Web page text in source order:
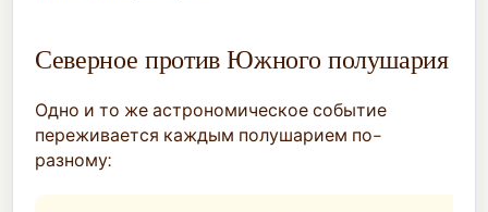
Северное против Южного полушария
Одно и то же астрономическое событие
переживается каждым полушарием по-
разному: